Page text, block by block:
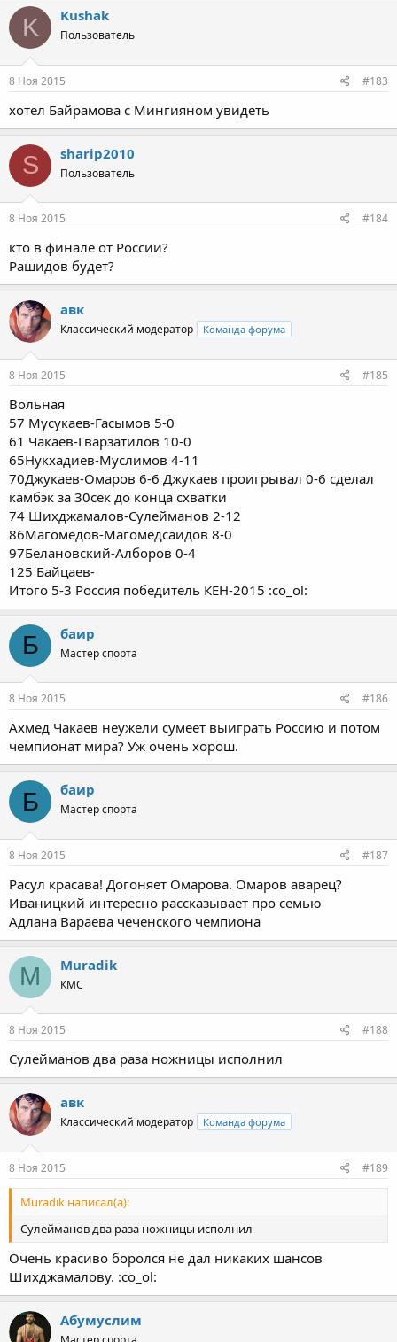
K Kushak
Пользователь
8 Ноя 2015 #183
хотел Байрамова с Мингияном увидеть
S sharip2010
Пользователь
8 Ноя 2015 #184
кто в финале от России?
Рашидов будет?
авк
Классический модератор Команда форума
8 Ноя 2015 #185
Вольная
57 Мусукаев-Гасымов 5-0
61 Чакаев-Гварзатилов 10-0
65Нукхадиев-Муслимов 4-11
70Джукаев-Омаров 6-6 Джукаев проигрывал 0-6 сделал
камбэк за 30сек до конца схватки
74 Шихджамалов-Сулейманов 2-12
86Магомедов-Магомедсаидов 8-0
97Белановский-Алборов 0-4
125 Байцаев-
Итого 5-3 Россия победитель КЕН-2015 :co_ol:
Б баир
Мастер спорта
8 Ноя 2015 #186
Ахмед Чакаев неужели сумеет выиграть Россию и потом
чемпионат мира? Уж очень хорош.
Б баир
Мастер спорта
8 Ноя 2015 #187
Расул красава! Догоняет Омарова. Омаров аварец?
Иваницкий интересно рассказывает про семью
Адлана Вараева чеченского чемпиона
M Muradik
КМС
8 Ноя 2015 #188
Сулейманов два раза ножницы исполнил
авк
Классический модератор Команда форума
8 Ноя 2015 #189
Muradik написал(а):
Сулейманов два раза ножницы исполнил
Очень красиво боролся не дал никаких шансов
Шихджамалову. :co_ol:
Абумуслим